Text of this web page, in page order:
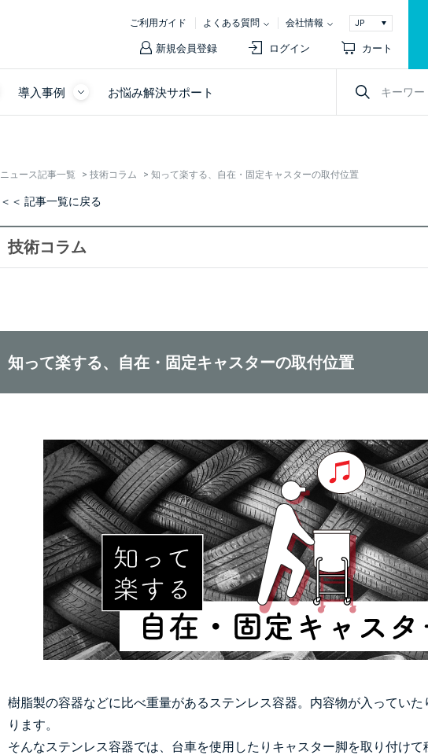
ご利用ガイド よくある質問 会社情報
新規会員登録 ログイン カート
導入事例 お悩み解決サポート
ニュース記事一覧 > 技術コラム > 知って楽する、自在・固定キャスターの取付位置
＜＜ 記事一覧に戻る
技術コラム
知って楽する、自在・固定キャスターの取付位置
樹脂製の容器などに比べ重量があるステンレス容器。内容物が入ってい
ります。
そんなステンレス容器では、台車を使用したりキャスター脚を取り付けて